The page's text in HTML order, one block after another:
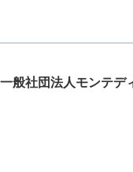
一般社団法人モンテデ